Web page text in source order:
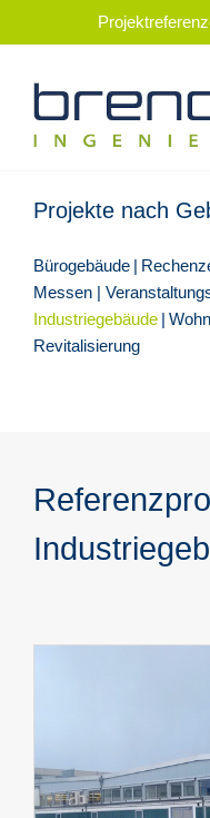
Projekte nach
Bürogebäude
Messen |
Industriegebäude
Revitalisierung